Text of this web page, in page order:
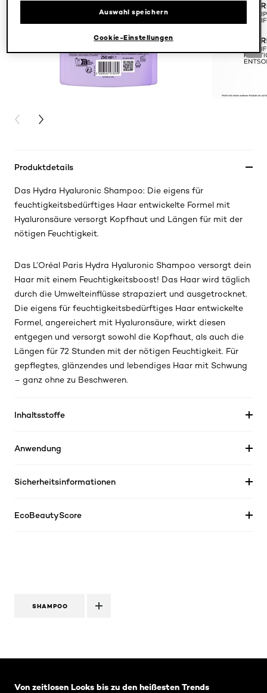
PREVIOUS CARD
NEXT CARD
Produktdetails
Das Hydra Hyaluronic Shampoo: Die eigens für
feuchtigkeitsbedürftiges Haar entwickelte Formel mit
Hyaluronsäure versorgt Kopfhaut und Längen für mit der
nötigen Feuchtigkeit.
Das L’Oréal Paris Hydra Hyaluronic Shampoo versorgt dein
Haar mit einem Feuchtigkeitsboost! Das Haar wird täglich
durch die Umwelteinflüsse strapaziert und ausgetrocknet.
Die eigens für feuchtigkeitsbedürftiges Haar entwickelte
Formel, angereichert mit Hyaluronsäure, wirkt diesen
entgegen und versorgt sowohl die Kopfhaut, als auch die
Längen für 72 Stunden mit der nötigen Feuchtigkeit. Für
gepflegtes, glänzendes und lebendiges Haar mit Schwung
– ganz ohne zu Beschweren.
Inhaltsstoffe
Anwendung
Sicherheitsinformationen
EcoBeautyScore
SHAMPOO
Von zeitlosen Looks bis zu den heißesten Trends
Auswahl speichern
Cookie-Einstellungen